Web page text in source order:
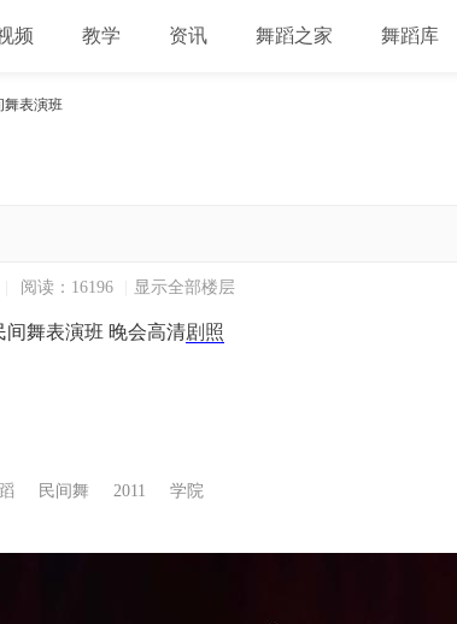
频 教学 资讯 舞蹈之家 舞蹈库
舞表演班
阅读：16196 显示全部楼层
间舞表演班 晚会高清剧照
民间舞 2011 学院